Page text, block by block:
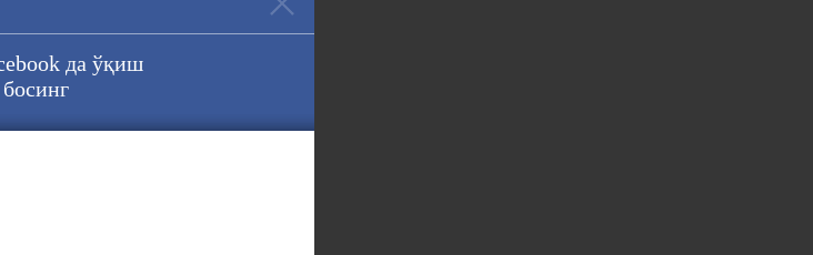
вакили Раҳим Алиев (3-1-0)га қарши
да ўқиш